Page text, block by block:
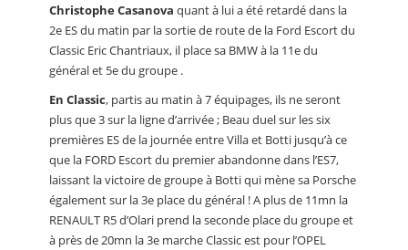
Christophe Casanova quant à lui a été retardé dans la
2e ES du matin par la sortie de route de la Ford Escort du
Classic Eric Chantriaux, il place sa BMW à la 11e du
général et 5e du groupe .
En Classic, partis au matin à 7 équipages, ils ne seront
plus que 3 sur la ligne d’arrivée ; Beau duel sur les six
premières ES de la journée entre Villa et Botti jusqu’à ce
que la FORD Escort du premier abandonne dans l’ES7,
laissant la victoire de groupe à Botti qui mène sa Porsche
également sur la 3e place du général ! A plus de 11mn la
RENAULT R5 d’Olari prend la seconde place du groupe et
à près de 20mn la 3e marche Classic est pour l’OPEL